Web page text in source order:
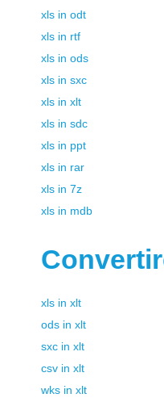
xls in odt
xls in rtf
xls in ods
xls in sxc
xls in xlt
xls in sdc
xls in ppt
xls in rar
xls in 7z
xls in mdb
xls in xlt
ods in xlt
sxc in xlt
csv in xlt
wks in xlt